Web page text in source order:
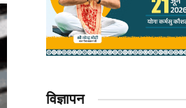
विज्ञापन